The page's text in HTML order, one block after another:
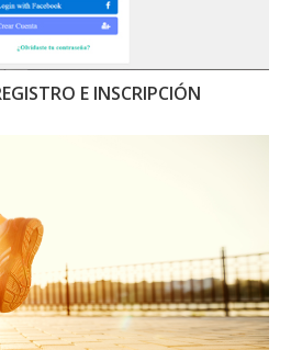
E INSCRIPCIÓN